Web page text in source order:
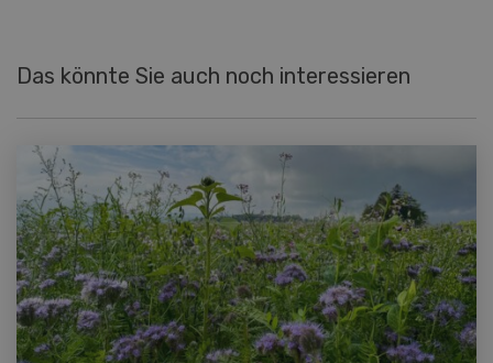
Das könnte Sie auch noch interessieren